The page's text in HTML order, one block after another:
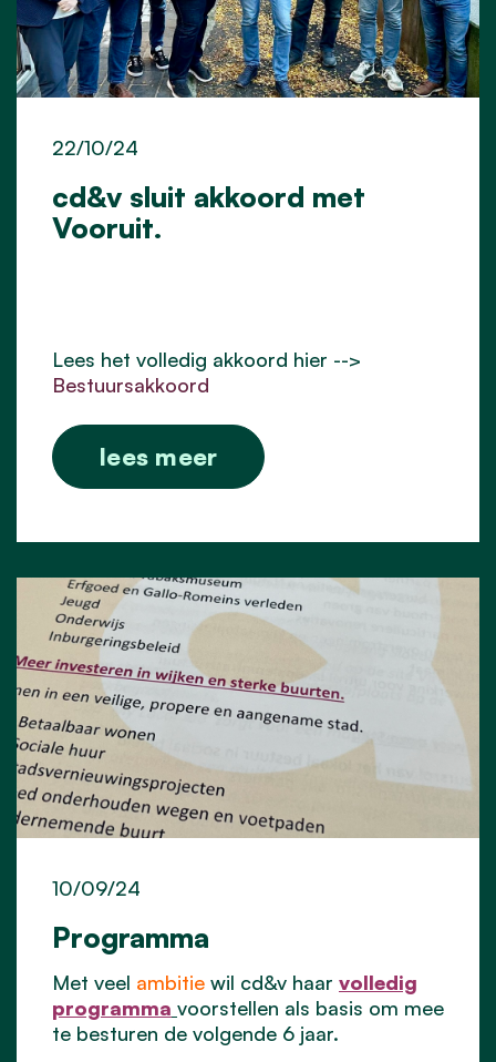
cd&v sluit akkoord met
Vooruit.
22/10/24
Lees het volledig akkoord hier -->
Bestuursakkoord
lees meer
Programma
10/09/24
Met veel ambitie wil cd&v haar volledig
programma voorstellen als basis om mee
te besturen de volgende 6 jaar.